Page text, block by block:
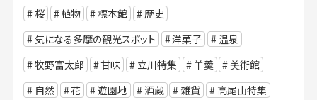
桜
植物 標本館
歴史
気になる多摩の観光スポット
洋菓子
温泉
牧野富太郎
甘味 立川特集 羊羹
美術館
自然
花 遊園地 酒蔵 雑貨 高尾山特集